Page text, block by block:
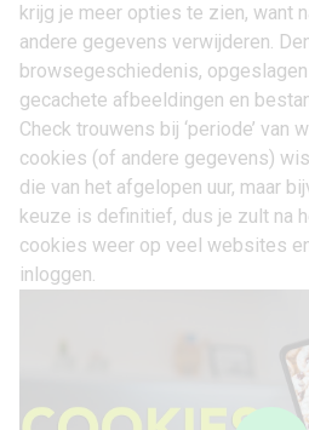
krijg je meer opties te zien, want
andere gegevens verwijderen.
browsegeschiedenis,
gecachete afbeeldingen en
Check trouwens bij ‘periode’ van
cookies (of andere gegevens)
die van het afgelopen uur, maar
keuze is definitief, dus je zult na
cookies weer op veel websites
inloggen.